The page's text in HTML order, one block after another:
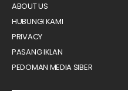
ABOUT US
HUBUNGI KAMI
PRIVACY
PASANG IKLAN
PEDOMAN MEDIA SIBER